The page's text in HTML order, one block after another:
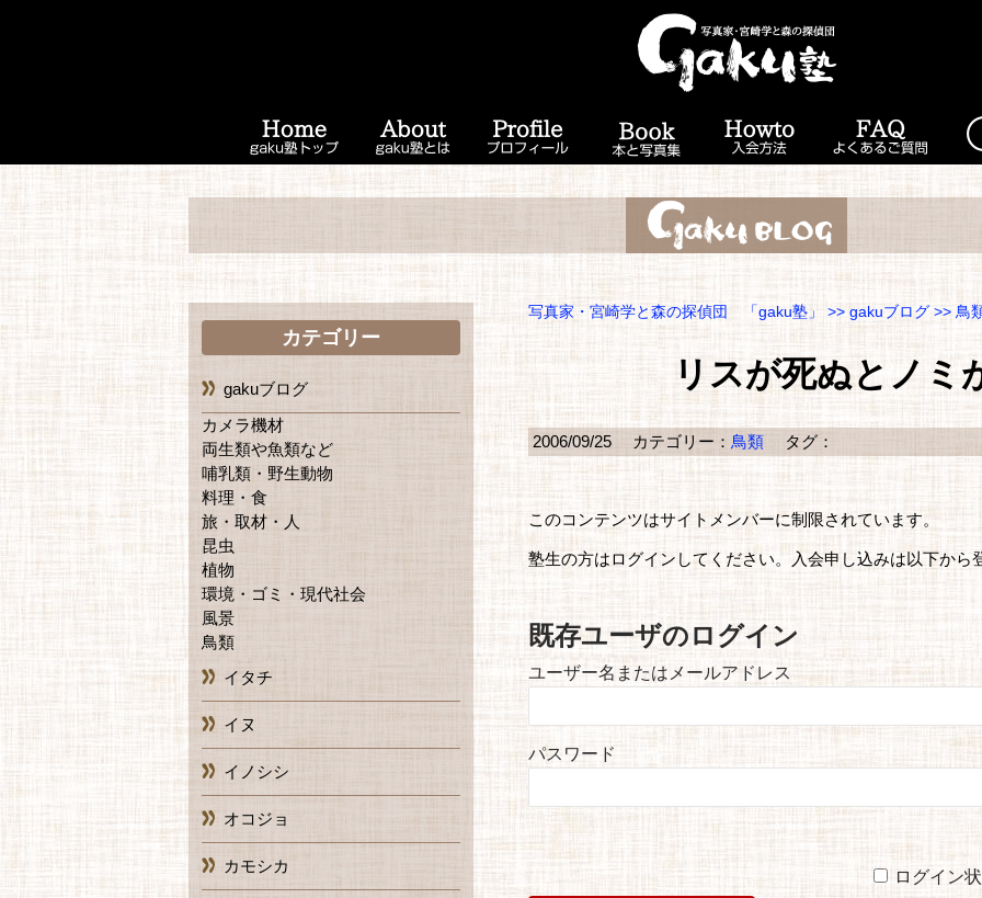
写真家・宮崎学と森の探偵団 「gaku塾」 >> gakuブログ >> 鳥
リスが死ぬとノ
2006/09/25 カテゴリー： 鳥類 タグ：
このコンテンツはサイトメンバーに制限されています。
塾生の方はログインしてください。入会申し込みは以下から
既存ユーザのログイン
ユーザー名またはメールアドレス
パスワード
ログイン
カテゴリー
gakuブログ
カメラ機材
両生類や魚類など
哺乳類・野生動物
料理・食
旅・取材・人
昆虫
植物
環境・ゴミ・現代社会
風景
鳥類
イタチ
イヌ
イノシシ
オコジョ
カモシカ